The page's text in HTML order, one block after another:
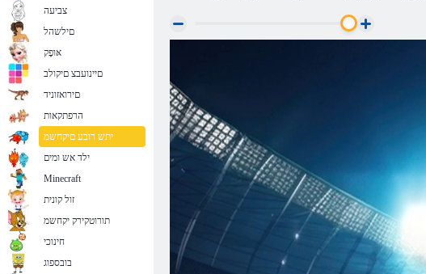
צביעה
םילשהל
אּופָק
םיינועבצ םיקולב
םירואזוניד
הרפתקאות
יתש רובע םיקחשמ
ילד אש ומים
Minecraft
זול קונית
תורוטקירק יקחשמ
חינוכי
בובספוג